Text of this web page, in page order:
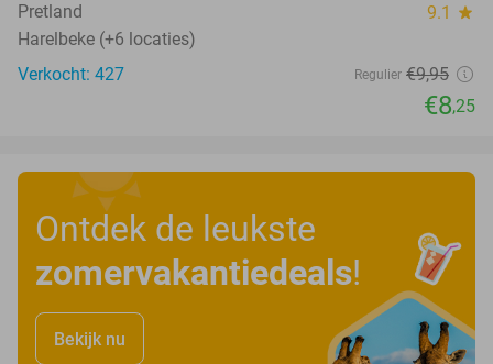
Pretland 9.1 star
Harelbeke (+6 locaties)
Verkocht: 427
Regulier €9,95
€8,25
Ontdek de leukste
zomervakantiedeals!
Bekijk nu